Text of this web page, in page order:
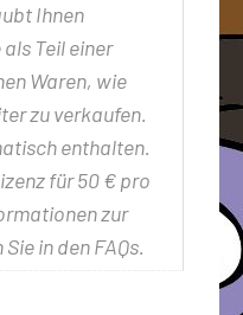
Ihnen
Teil einer
Waren, wie
zu verkaufen.
enthalten.
für 50 € pro
zur
in den FAQs.